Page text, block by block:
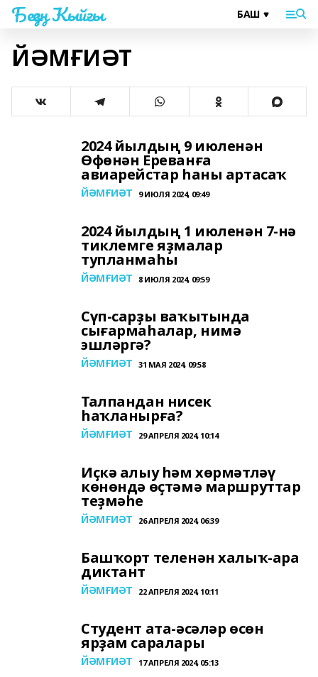
Беҙҙең Ҡыйғы
ЙӘМҒИӘТ
2024 йылдың 9 июленән
Өфөнән Ереванға
авиарейстар һаны артасаҡ
ЙӘМҒИӘТ 9 ИЮЛЯ 2024, 09:49
2024 йылдың 1 июленән 7-нә
тиклемге яҙмалар
тупланмаһы
ЙӘМҒИӘТ 8 ИЮЛЯ 2024, 09:59
Сүп-сарҙы ваҡытында
сығармаһалар, нимә
эшләргә?
ЙӘМҒИӘТ 31 МАЯ 2024, 09:58
Талпандан нисек
һаҡланырға?
ЙӘМҒИӘТ 29 АПРЕЛЯ 2024, 10:14
Иҫкә алыу һәм хөрмәтләү
көнөндә өҫтәмә маршруттар
теҙмәһе
ЙӘМҒИӘТ 26 АПРЕЛЯ 2024, 06:39
Башҡорт теленән халыҡ-ара
диктант
ЙӘМҒИӘТ 22 АПРЕЛЯ 2024, 10:11
Студент ата-әсәләр өсөн
ярҙам саралары
ЙӘМҒИӘТ 17 АПРЕЛЯ 2024, 05:13